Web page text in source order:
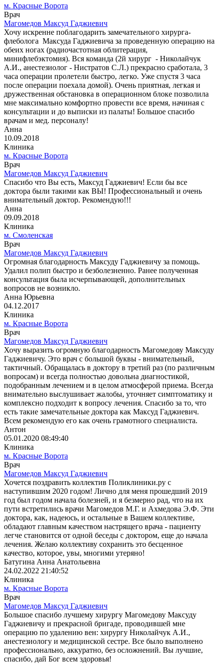
м. Красные Ворота
Врач
Магомедов Максуд Гаджиевич
Хочу искренне поблагодарить замечательного хирурга-
флеболога Максуда Гаджиевича за проведенную операцию на
обеих ногах (радиочастотная облитерация,
минифлебэктомия). Вся команда (2й хирург - Николайчук
А.И., анестезиолог - Нистратов С.Л.) прекрасно сработала, 3
часа операции пролетели быстро, легко. Уже спустя 3 часа
после операции поехала домой). Очень приятная, легкая и
дружественная обстановка в операционном блоке позволила
мне максимально комфортно провести все время, начиная с
консультации и до выписки из палаты! Большое спасибо
врачам и мед. персоналу!
Анна
10.09.2018
Клиника
м. Красные Ворота
Врач
Магомедов Максуд Гаджиевич
Спасибо что Вы есть, Максуд Гаджиевич! Если бы все
доктора были такими как ВЫ! Профессиональный и очень
внимательный доктор. Рекомендую!!!
Анна
09.09.2018
Клиника
м. Смоленская
Врач
Магомедов Максуд Гаджиевич
Огромная благодарность Максуду Гаджиевичу за помощь.
Удалил полип быстро и безболезненно. Ранее полученная
консультация была исчерпывающей, дополнительных
вопросов не возникло.
Анна Юрьевна
04.12.2017
Клиника
м. Красные Ворота
Врач
Магомедов Максуд Гаджиевич
Хочу выразить огромную благодарность Магомедову Максуду
Гаджиевичу. Это врач с большой буквы - внимательный,
тактичный. Обращалась в доктору в третий раз (по различным
вопросам) и всегда полностью довольна диагностикой,
подобранным лечением и в целом атмосферой приема. Всегда
внимательно выслушивает жалобы, уточняет симптоматику и
комплексно подходит к вопросу лечения. Спасибо за то, что
есть такие замечательные доктора как Максуд Гаджиевич.
Всем рекомендую его как очень грамотного специалиста.
Антон
05.01.2020 08:49:40
Клиника
м. Красные Ворота
Врач
Магомедов Максуд Гаджиевич
Хочется поздравить коллектив Поликлиники.ру с
наступившим 2020 годом! Лично для меня прошедший 2019
год был годом начала болезней, и я безмерно рад, что на их
пути встретились врачи Магомедов М.Г. и Ахмедова Э.Ф. Эти
доктора, как, надеюсь, и остальные в Вашем коллективе,
обладают главным качеством настрящего врача - пациенту
легче становится от одной беседы с доктором, еще до начала
лечения. Желаю коллективу сохранить это бесценное
качество, которое, увы, многими утеряно!
Батугина Анна Анатольевна
24.02.2022 21:40:52
Клиника
м. Красные Ворота
Врач
Магомедов Максуд Гаджиевич
Большое спасибо лучшему хирургу Магомедову Максуду
Гаджиевичу и прекрасной бригаде, проводившей мне
операцию по удалению вен: хирургу Николайчук А.И.,
анестезиологу и медицинской сестре. Все было выполнено
профессионально, аккуратно, без осложнений. Вы лучшие,
спасибо, дай Бог всем здоровья!